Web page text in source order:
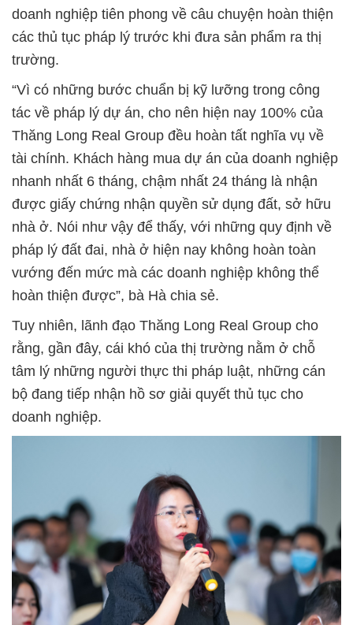
doanh nghiệp tiên phong về câu chuyện hoàn thiện
các thủ tục pháp lý trước khi đưa sản phẩm ra thị
trường.
“Vì có những bước chuẩn bị kỹ lưỡng trong công
tác về pháp lý dự án, cho nên hiện nay 100% của
Thăng Long Real Group đều hoàn tất nghĩa vụ về
tài chính. Khách hàng mua dự án của doanh nghiệp
nhanh nhất 6 tháng, chậm nhất 24 tháng là nhận
được giấy chứng nhận quyền sử dụng đất, sở hữu
nhà ở. Nói như vậy để thấy, với những quy định về
pháp lý đất đai, nhà ở hiện nay không hoàn toàn
vướng đến mức mà các doanh nghiệp không thể
hoàn thiện được”, bà Hà chia sẻ.
Tuy nhiên, lãnh đạo Thăng Long Real Group cho
rằng, gần đây, cái khó của thị trường nằm ở chỗ
tâm lý những người thực thi pháp luật, những cán
bộ đang tiếp nhận hồ sơ giải quyết thủ tục cho
doanh nghiệp.